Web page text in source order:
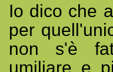
Io dico che
per
non s'è
umiliare e